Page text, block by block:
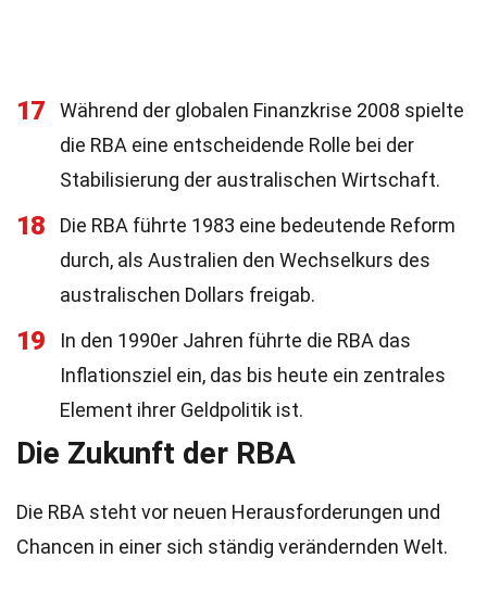
17
Während der globalen Finanzkrise 2008 spielte
die RBA eine entscheidende Rolle bei der
Stabilisierung der australischen Wirtschaft.
18
Die RBA führte 1983 eine bedeutende Reform
durch, als Australien den Wechselkurs des
australischen Dollars freigab.
19
In den 1990er Jahren führte die RBA das
Inflationsziel ein, das bis heute ein zentrales
Element ihrer Geldpolitik ist.
Die Zukunft der RBA
Die RBA steht vor neuen Herausforderungen und
Chancen in einer sich ständig verändernden Welt.